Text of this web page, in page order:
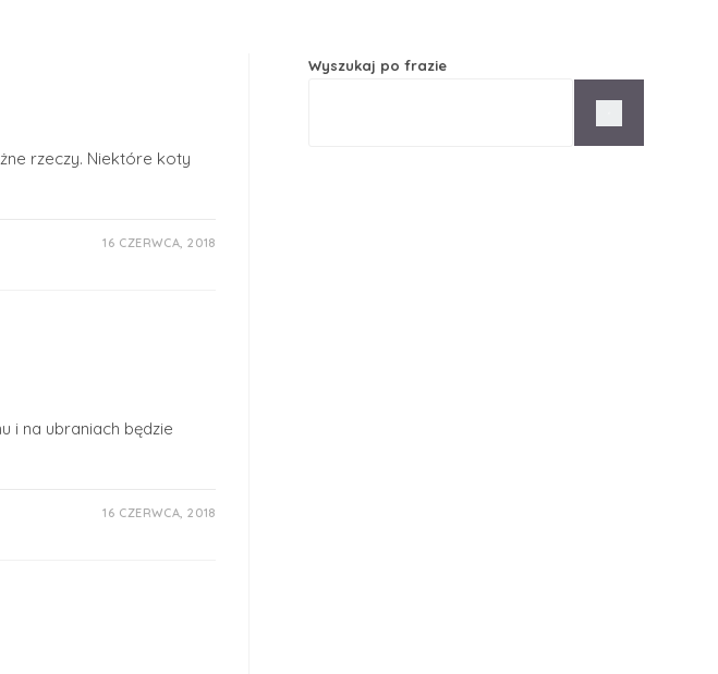
rzeczy. Niektóre koty
16 CZERWCA, 2018
i na ubraniach będzie
16 CZERWCA, 2018
Wyszukaj po frazie